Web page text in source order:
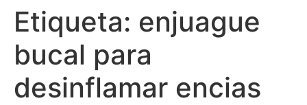
Etiqueta: enjuague
bucal para
desinflamar encias